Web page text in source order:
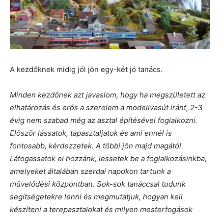
A kezdőknek midig jól jön egy-két jó tanács.
Minden kezdőnek azt javaslom, hogy ha megszületett az
elhatározás és erős a szerelem a modellvasút iránt, 2-3
évig nem szabad még az asztal építésével foglalkozni.
Először lássatok, tapasztaljatok és ami ennél is
fontosabb, kérdezzetek. A többi jön majd magától.
Látogassatok el hozzánk, lessetek be a foglalkozásinkba,
amelyeket általában szerdai napokon tartunk a
művelődési központban. Sok-sok tanáccsal tudunk
segítségetekre lenni és megmutatjuk, hogyan kell
készíteni a terepasztalokat és milyen mesterfogások